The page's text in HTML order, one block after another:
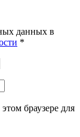
данных в
*
браузере для